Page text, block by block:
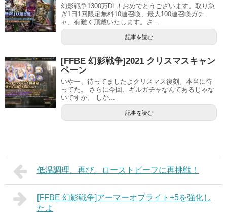
幻影戦争1300万DL！おめでとうございます。取り急
ぎ1日1回限定無料10連召喚、最大100連召喚ガチ
ャ、有難く頂戴いたします。さ...
記事を読む
[FFBE 幻影戦争]2021 クリスマスキャン
ペーン
いやー、待ってましたよクリスマス復刻。本当に待
ってた。 さらに今回、ギルガチャなんてあるじゃな
いですか。 しか...
記事を読む
低温調理、再び。ローストビーフに再挑戦！
[FFBE 幻影戦争]アーマーオブライト+5を強化し
たよ